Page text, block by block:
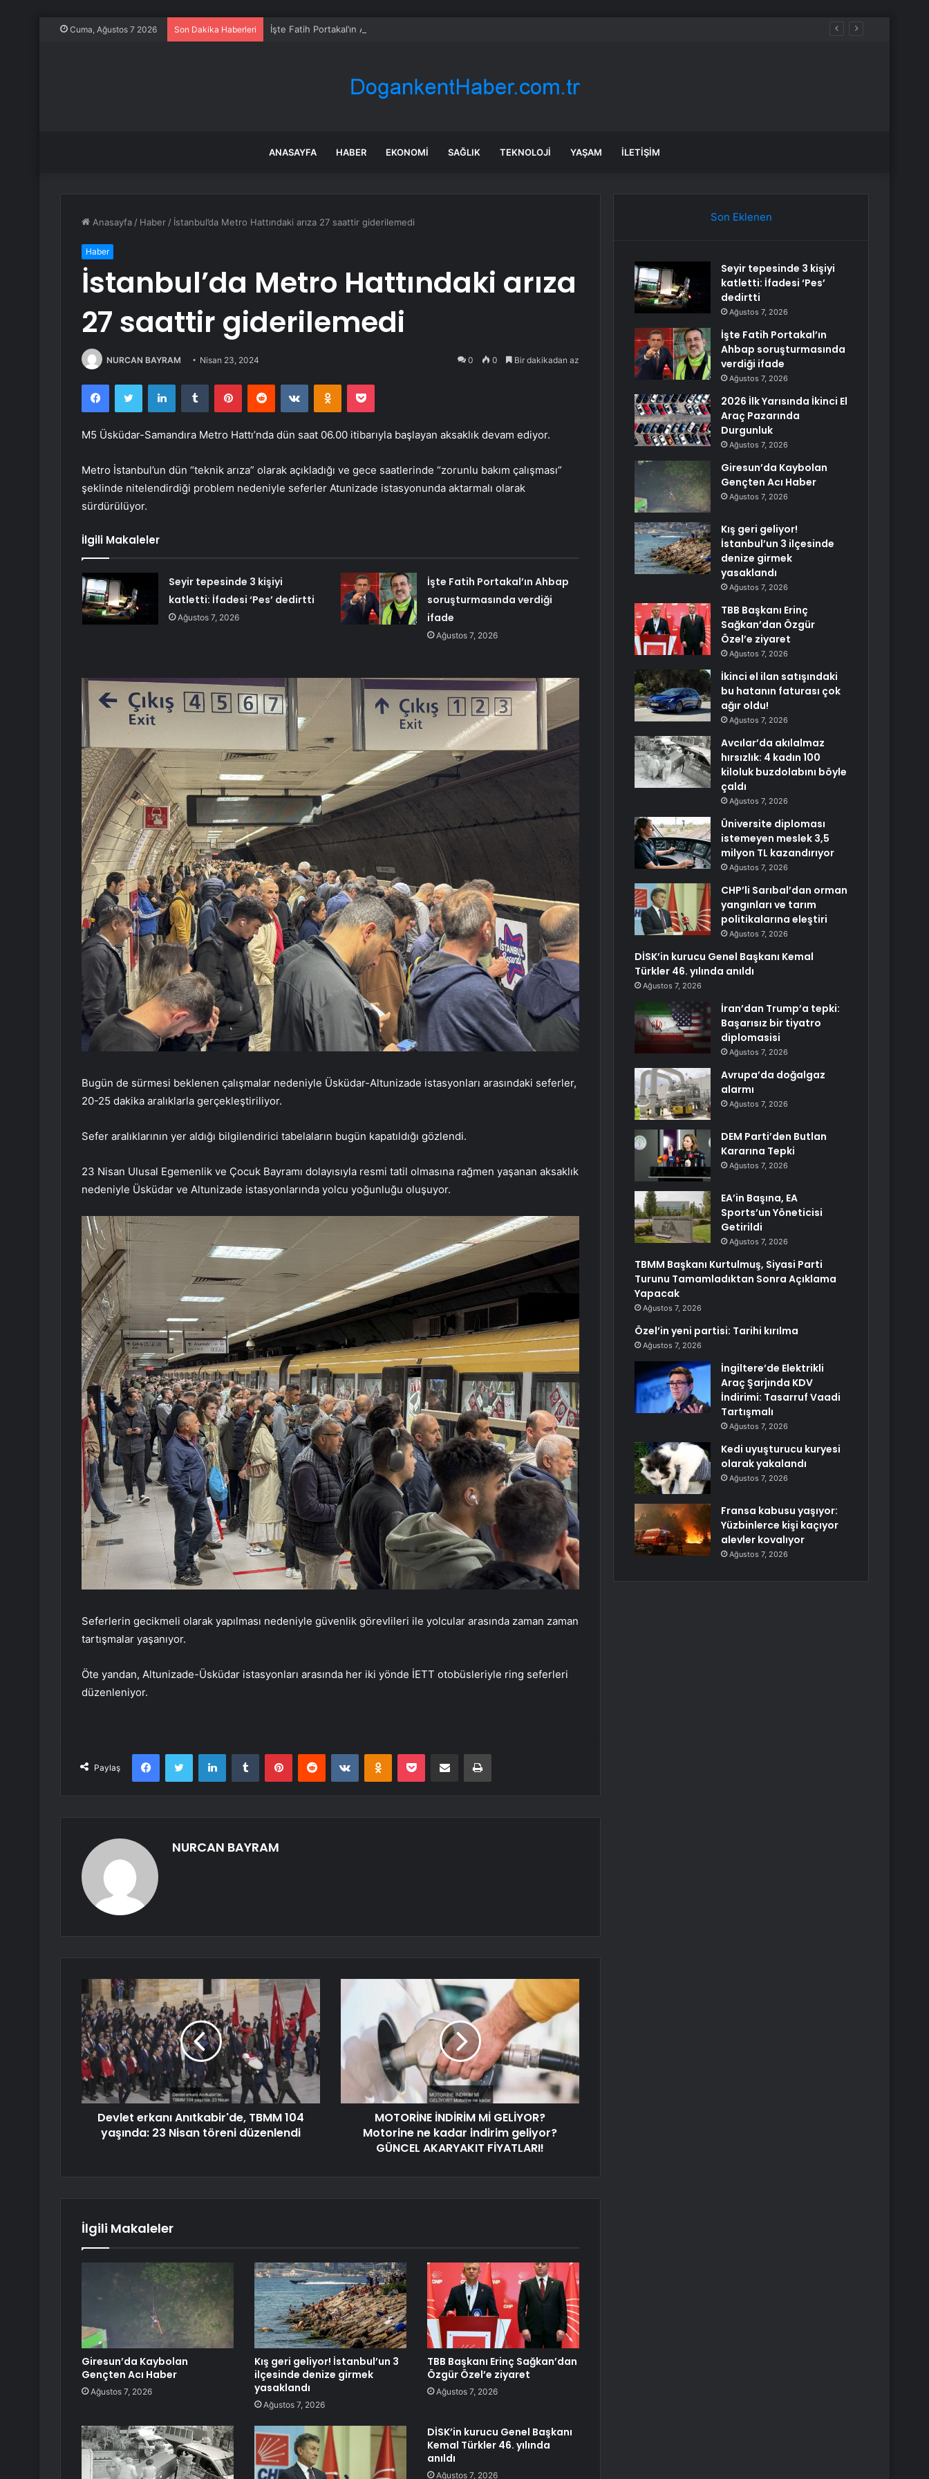
Cuma, Ağustos 7 2026 Son Dakika Haberleri İşte Fatih Portakal’ın Ahbap soruşturmasında verdiği ifade
ANASAYFA HABER EKONOMI SAĞLIK TEKNOLOJI YAŞAM İLETIŞIM
Anasayfa / Haber / İstanbul’da Metro Hattındaki arıza 27 saattir giderilemedi
Haber
İstanbul’da Metro Hattındaki arıza
27 saattir giderilemedi
NURCAN BAYRAM Nisan 23, 2024 0 0 Bir dakikadan az
FacebookTwitter LinkedInTumblr PinterestReddit VKontakteOdnoklassniki
Pocket
M5 Üsküdar-Samandıra Metro Hattı’nda dün saat 06.00 itibarıyla başlayan aksaklık devam ediyor.
Metro İstanbul’un dün “teknik arıza” olarak açıkladığı ve gece saatlerinde “zorunlu bakım çalışması”
şeklinde nitelendirdiği problem nedeniyle seferler Atunizade istasyonunda aktarmalı olarak
sürdürülüyor.
İlgili Makaleler
Seyir tepesinde 3 kişiyi
katletti: İfadesi ‘Pes’ dedirtti
Ağustos 7, 2026
İşte Fatih Portakal’ın Ahbap
soruşturmasında verdiği
ifade
Ağustos 7, 2026
Bugün de sürmesi beklenen çalışmalar nedeniyle Üsküdar-Altunizade istasyonları arasındaki seferler,
20-25 dakika aralıklarla gerçekleştiriliyor.
Sefer aralıklarının yer aldığı bilgilendirici tabelaların bugün kapatıldığı gözlendi.
23 Nisan Ulusal Egemenlik ve Çocuk Bayramı dolayısıyla resmi tatil olmasına rağmen yaşanan aksaklık
nedeniyle Üsküdar ve Altunizade istasyonlarında yolcu yoğunluğu oluşuyor.
Seferlerin gecikmeli olarak yapılması nedeniyle güvenlik görevlileri ile yolcular arasında zaman zaman
tartışmalar yaşanıyor.
Öte yandan, Altunizade-Üsküdar istasyonları arasında her iki yönde İETT otobüsleriyle ring seferleri
düzenleniyor.
Paylaş
FacebookTwitter LinkedInTumblr PinterestReddit VKontakteOdnoklassniki
Pocket E-Posta ile paylaş Yazdır
NURCAN BAYRAM
Devlet erkanı Anıtkabir'de, TBMM 104
yaşında: 23 Nisan töreni düzenlendi
MOTORİNE İNDİRİM Mİ GELİYOR?
Motorine ne kadar indirim geliyor?
GÜNCEL AKARYAKIT FİYATLARI!
İlgili Makaleler
Giresun’da Kaybolan
Gençten Acı Haber
Ağustos 7, 2026
Kış geri geliyor! İstanbul’un 3
ilçesinde denize girmek
yasaklandı
Ağustos 7, 2026
TBB Başkanı Erinç Sağkan’dan
Özgür Özel’e ziyaret
Ağustos 7, 2026
DİSK’in kurucu Genel Başkanı
Kemal Türkler 46. yılında
anıldı
Ağustos 7, 2026
Son Eklenen
Seyir tepesinde 3 kişiyi
katletti: İfadesi ‘Pes’
dedirtti
Ağustos 7, 2026
İşte Fatih Portakal’ın
Ahbap soruşturmasında
verdiği ifade
Ağustos 7, 2026
2026 İlk Yarısında İkinci El
Araç Pazarında
Durgunluk
Ağustos 7, 2026
Giresun’da Kaybolan
Gençten Acı Haber
Ağustos 7, 2026
Kış geri geliyor!
İstanbul’un 3 ilçesinde
denize girmek
yasaklandı
Ağustos 7, 2026
TBB Başkanı Erinç
Sağkan’dan Özgür
Özel’e ziyaret
Ağustos 7, 2026
İkinci el ilan satışındaki
bu hatanın faturası çok
ağır oldu!
Ağustos 7, 2026
Avcılar’da akılalmaz
hırsızlık: 4 kadın 100
kiloluk buzdolabını böyle
çaldı
Ağustos 7, 2026
Üniversite diploması
istemeyen meslek 3,5
milyon TL kazandırıyor
Ağustos 7, 2026
CHP’li Sarıbal’dan orman
yangınları ve tarım
politikalarına eleştiri
Ağustos 7, 2026
DİSK’in kurucu Genel Başkanı Kemal
Türkler 46. yılında anıldı
Ağustos 7, 2026
İran’dan Trump’a tepki:
Başarısız bir tiyatro
diplomasisi
Ağustos 7, 2026
Avrupa’da doğalgaz
alarmı
Ağustos 7, 2026
DEM Parti’den Butlan
Kararına Tepki
Ağustos 7, 2026
EA’in Başına, EA
Sports’un Yöneticisi
Getirildi
Ağustos 7, 2026
TBMM Başkanı Kurtulmuş, Siyasi Parti
Turunu Tamamladıktan Sonra Açıklama
Yapacak
Ağustos 7, 2026
Özel’in yeni partisi: Tarihi kırılma
Ağustos 7, 2026
İngiltere’de Elektrikli
Araç Şarjında KDV
İndirimi: Tasarruf Vaadi
Tartışmalı
Ağustos 7, 2026
Kedi uyuşturucu kuryesi
olarak yakalandı
Ağustos 7, 2026
Fransa kabusu yaşıyor:
Yüzbinlerce kişi kaçıyor
alevler kovalıyor
Ağustos 7, 2026